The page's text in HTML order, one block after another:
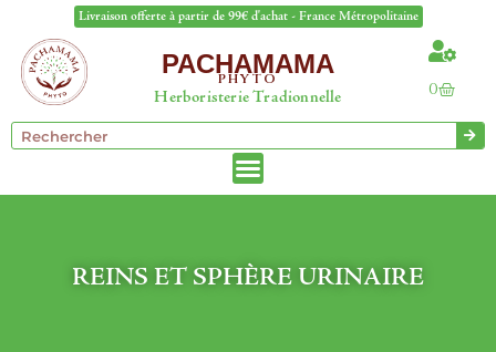
Livraison offerte à partir de 99€ d'achat - France Métropolitaine
PACHAMAMA
PHYTO
Herboristerie Tradionnelle 0
REINS ET SPHÈRE URINAIRE